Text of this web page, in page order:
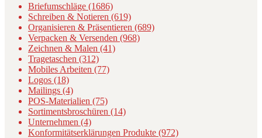
Briefumschläge (1686)
Schreiben & Notieren (619)
Organisieren & Präsentieren (689)
Verpacken & Versenden (968)
Zeichnen & Malen (41)
Tragetaschen (312)
Mobiles Arbeiten (77)
Logos (18)
Mailings (4)
POS-Materialien (75)
Sortimentsbroschüren (14)
Unternehmen (4)
Konformitätserklärungen Produkte (972)